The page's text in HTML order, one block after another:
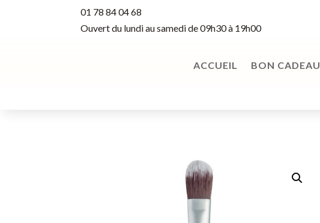
01 78 84 04 68
Ouvert du lundi au samedi de 09h30 à 19h00
ACCUEIL BON CADEAU